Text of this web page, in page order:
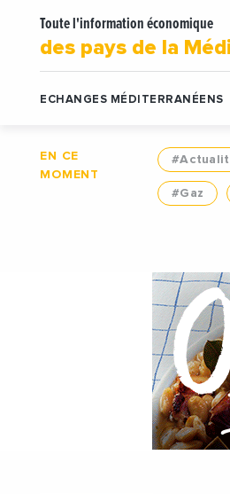
Toute l'information économique
des pays de la
ECHANGES MÉDITERRANÉENS
EN CE
MOMENT
#Gaz